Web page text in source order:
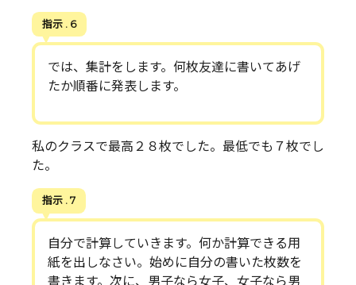
指示 . 6
では、集計をします。何枚友達に書いてあげ
たか順番に発表します。
私のクラスで最高２８枚でした。最低でも７枚でし
た。
指示 . 7
自分で計算していきます。何か計算できる用
紙を出しなさい。始めに自分の書いた枚数を
書きます。次に、男子なら女子、女子なら男